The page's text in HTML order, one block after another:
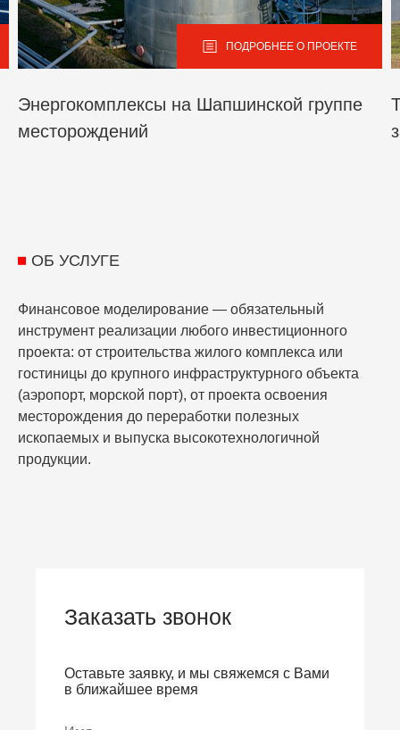
ПОДРОБНЕЕ О ПРОЕКТЕ
Энергокомплексы на Шапшинской группе
месторождений
ОБ УСЛУГЕ
Финансовое моделирование — обязательный
инструмент реализации любого инвестиционного
проекта: от строительства жилого комплекса или
гостиницы до крупного инфраструктурного объекта
(аэропорт, морской порт), от проекта освоения
месторождения до переработки полезных
ископаемых и выпуска высокотехнологичной
продукции.
Заказать звонок
Оставьте заявку, и мы свяжемся с Вами
в ближайшее время